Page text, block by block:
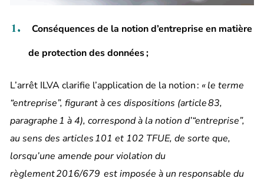
Conséquences de la notion d’entreprise en matière
de protection des données;
L’arrêt ILVA clarifie l’application de la notion : «le terme
“entreprise”, figurant à ces dispositions (article 83,
paragraphe 1 à 4), correspond à la notion d’“entreprise”,
au sens des articles 101 et 102 TFUE, de sorte que,
lorsqu’une amende pour violation du
règlement 2016/679 est imposée à un responsable du